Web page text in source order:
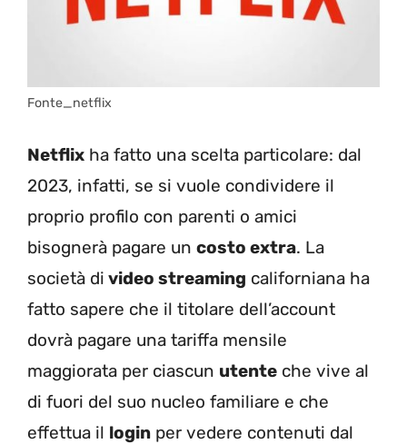
Fonte_netflix
Netflix ha fatto una scelta particolare: dal
2023, infatti, se si vuole condividere il
proprio profilo con parenti o amici
bisognerà pagare un costo extra. La
società di video streaming californiana ha
fatto sapere che il titolare dell’account
dovrà pagare una tariffa mensile
maggiorata per ciascun utente che vive al
di fuori del suo nucleo familiare e che
effettua il login per vedere contenuti dal